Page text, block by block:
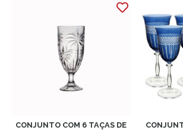
CONJUNTO COM 6 TAÇAS DE